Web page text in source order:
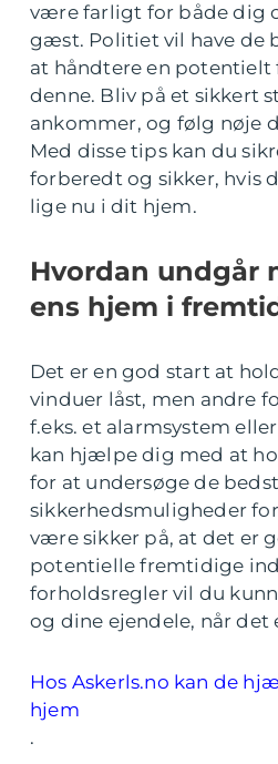
være farligt for både dig
gæst. Politiet vil have de
at håndtere en
denne. Bliv på et sikkert
ankommer, og følg nøje
Med disse tips kan du
forberedt og sikker, hvis
lige nu i dit hjem.
Hvordan undgår
ens hjem i
Det er en god start at
vinduer låst, men andre
f.eks. et alarmsystem
kan hjælpe dig med at
for at undersøge de
sikkerhedsmuligheder
være sikker på, at det er
potentielle fremtidige
forholdsregler vil du
og dine ejendele, når det
Hos Askerls.no kan de
hjem
.